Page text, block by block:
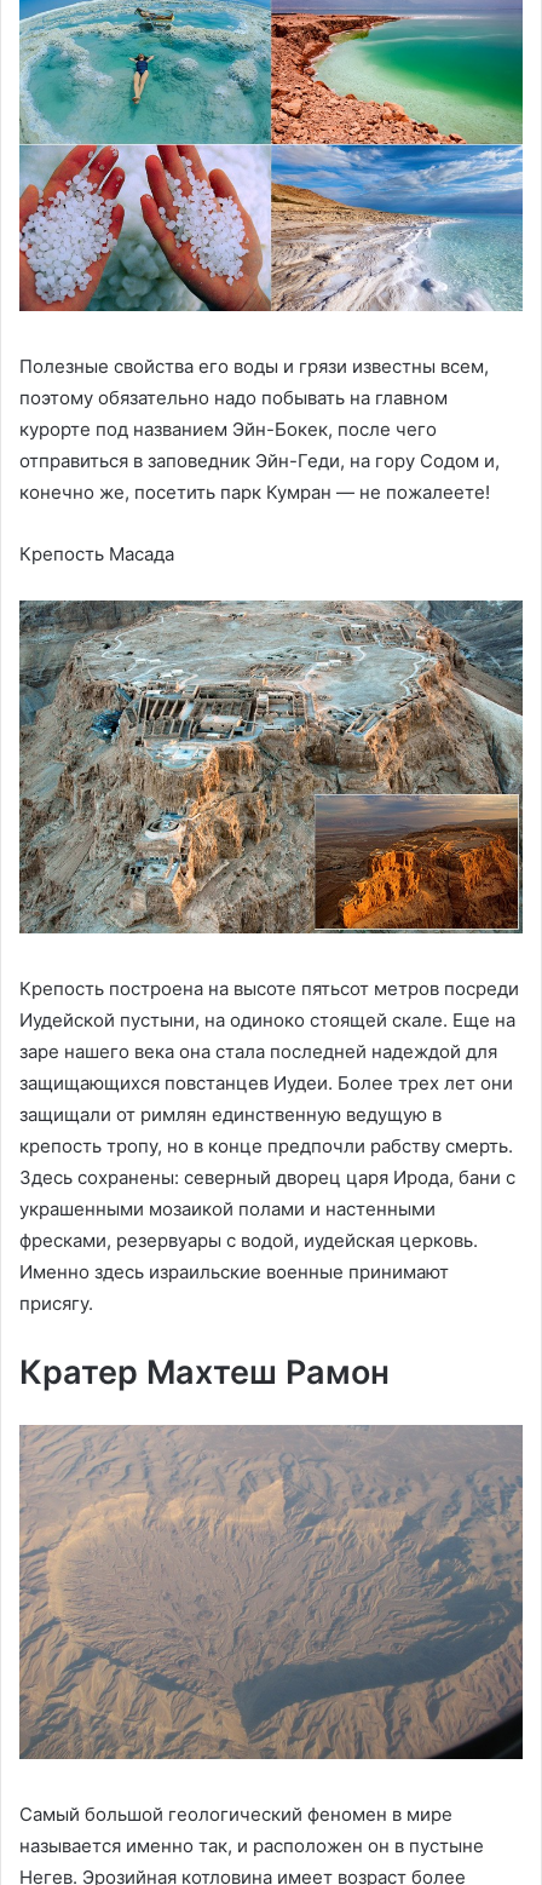
Полезные свойства его воды и грязи известны всем,
поэтому обязательно надо побывать на главном
курорте под названием Эйн-Бокек, после чего
отправиться в заповедник Эйн-Геди, на гору Содом и,
конечно же, посетить парк Кумран — не пожалеете!
Крепость Масада
Крепость построена на высоте пятьсот метров посреди
Иудейской пустыни, на одиноко стоящей скале. Еще на
заре нашего века она стала последней надеждой для
защищающихся повстанцев Иудеи. Более трех лет они
защищали от римлян единственную ведущую в
крепость тропу, но в конце предпочли рабству смерть.
Здесь сохранены: северный дворец царя Ирода, бани с
украшенными мозаикой полами и настенными
фресками, резервуары с водой, иудейская церковь.
Именно здесь израильские военные принимают
присягу.
Кратер Махтеш Рамон
Самый большой геологический феномен в мире
называется именно так, и расположен он в пустыне
Негев. Эрозийная котловина имеет возраст более